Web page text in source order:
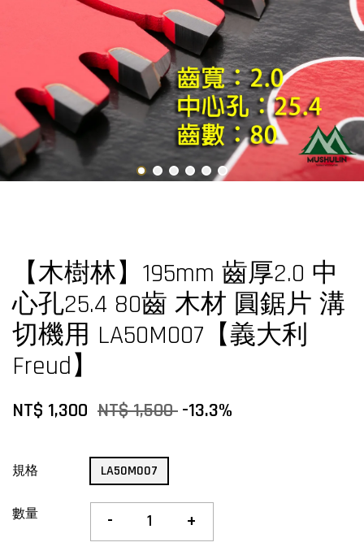
【木樹林】195mm 齒厚2.0 中
心孔25.4 80齒 木材 圓鋸片 溝
切機用 LA50M007【義大利
Freud】
NT$ 1,300 NT$ 1,500 -13.3%
規格 LA50M007
數量 - +